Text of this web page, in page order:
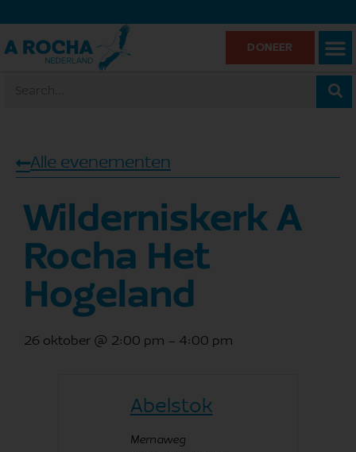
DONEER
Alle evenementen
Wilderniskerk A
Rocha Het
Hogeland
26 oktober @ 2:00 pm - 4:00 pm
Abelstok
Mernaweg